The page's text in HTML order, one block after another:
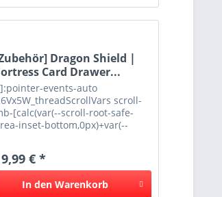
Dragon Shield |
Card Drawer...
events-auto
scroll-
[calc(var(--scroll-root-safe-
inset-bottom,0px)+var(--
turn-11"
turn="user"...
€ *
In den Warenkorb